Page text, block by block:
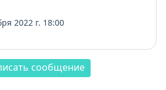
2022 г. 18:00
сообщение